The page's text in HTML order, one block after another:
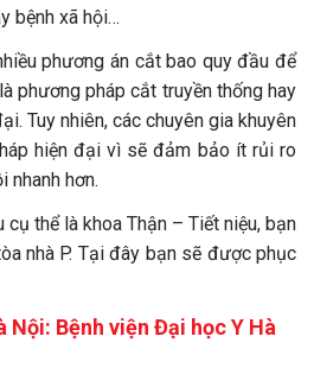
bệnh xã hội…
phương án cắt bao quy đầu để
phương pháp cắt truyền thống hay
Tuy nhiên, các chuyên gia khuyên
hiện đại vì sẽ đảm bảo ít rủi ro
nhanh hơn.
thể là khoa Thận – Tiết niệu, bạn
nhà P. Tại đây bạn sẽ được phục
Nội: Bệnh viện Đại học Y Hà